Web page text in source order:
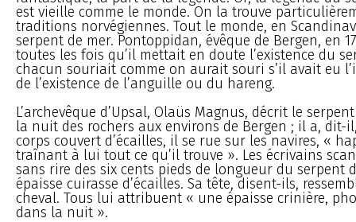
est vieille comme le monde. On la trouve
traditions norvégiennes. Tout le monde, en
serpent de mer. Pontoppidan, évêque de Bergen, en
toutes les fois qu’il mettait en doute l’existence du
chacun souriait comme on aurait souri s’il avait eu
de l’existence de l’anguille ou du hareng.
L’archevêque d’Upsal, Olaüs Magnus, décrit le
la nuit des rochers aux environs de Bergen ; il a, dit-
corps couvert d’écailles, il se rue sur les navires, «
traînant à lui tout ce qu’il trouve ». Les écrivains
sans rire des six cents pieds de longueur du serpent
épaisse cuirasse d’écailles. Sa tête, disent-ils,
cheval. Tous lui attribuent « une épaisse crinière,
dans la nuit ».